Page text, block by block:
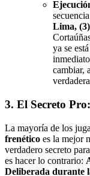
Lima,
ya se
cambiar,
3. El Secreto
La mayoría de los
frenético es la mejor
verdadero secreto
es hacer lo contrario:
Deliberada durante